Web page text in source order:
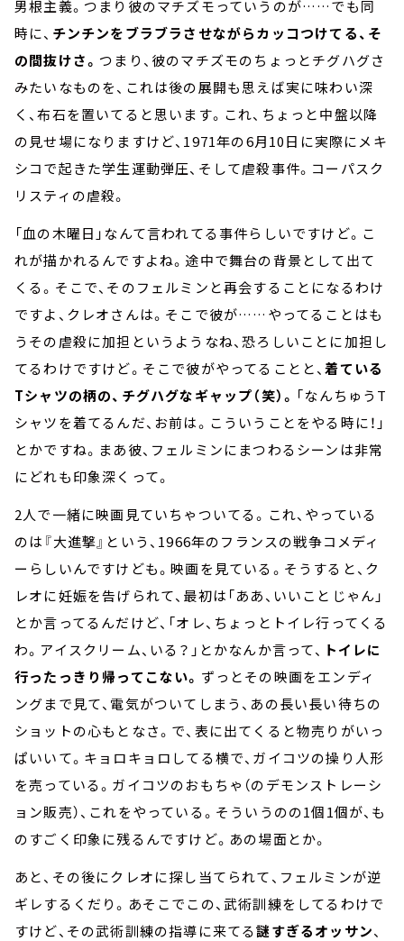
男根主義。つまり彼のマチズモっていうのが……でも同
時に、 チンチンをブラブラさせながらカッコつけてる、そ
の間抜けさ。 つまり、彼のマチズモのちょっとチグハグさ
みたいなものを、これは後の展開も思えば実に味わい深
く、布石を置いてると思います。これ、ちょっと中盤以降
の見せ場になりますけど、1971年の6月10日に実際にメキ
シコで起きた学生運動弾圧、そして虐殺事件。コーパスク
リスティの虐殺。
「血の木曜日」なんて言われてる事件らしいですけど。こ
れが描かれるんですよね。途中で舞台の背景として出て
くる。そこで、そのフェルミンと再会することになるわけ
ですよ、クレオさんは。そこで彼が……やってることはも
うその虐殺に加担というようなね、恐ろしいことに加担し
てるわけですけど。そこで彼がやってることと、着ている
Tシャツの柄の、チグハグなギャップ（笑）。 「なんちゅうT
シャツを着てるんだ、お前は。こういうことをやる時に！」
とかですね。まあ彼、フェルミンにまつわるシーンは非常
にどれも印象深くって。
2人で一緒に映画見ていちゃついてる。これ、やっている
のは『大進撃』という、1966年のフランスの戦争コメディ
ーらしいんですけども。映画を見ている。そうすると、ク
レオに妊娠を告げられて、最初は「ああ、いいことじゃん」
とか言ってるんだけど、「オレ、ちょっとトイレ行ってくる
わ。アイスクリーム、いる？」とかなんか言って、 トイレに
行ったっきり帰ってこない。 ずっとその映画をエンディ
ングまで見て、電気がついてしまう、あの長い長い待ちの
ショットの心もとなさ。で、表に出てくると物売りがいっ
ぱいいて。キョロキョロしてる横で、ガイコツの操り人形
を売っている。ガイコツのおもちゃ（のデモンストレーシ
ョン販売）、これをやっている。そういうのの1個1個が、も
のすごく印象に残るんですけど。あの場面とか。
あと、その後にクレオに探し当てられて、フェルミンが逆
ギレするくだり。あそこでこの、武術訓練をしてるわけで
すけど、その武術訓練の指導に来てる謎すぎるオッサン、